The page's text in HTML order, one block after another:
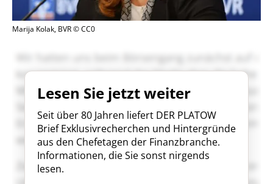
Marija Kolak, BVR © CC0
Lesen Sie jetzt weiter
Seit über 80 Jahren liefert DER PLATOW
Brief Exklusivrecherchen und Hintergründe
aus den Chefetagen der Finanzbranche.
Informationen, die Sie sonst nirgends
lesen.